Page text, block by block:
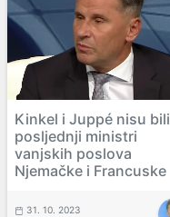
Kinkel i Juppé nisu bili
posljednji ministri
vanjskih poslova
Njemačke i Francuske
31. 10. 2023